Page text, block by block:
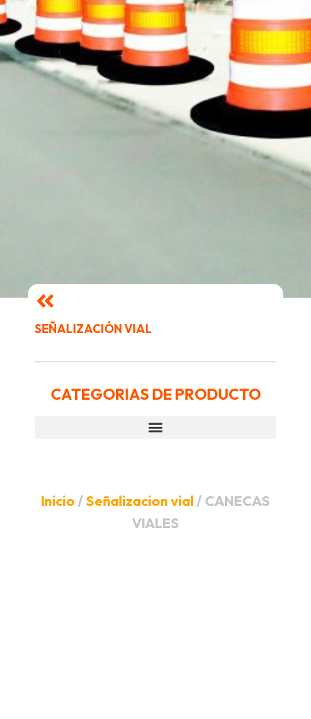
SEÑALIZACIÓN VIAL
CATEGORIAS DE PRODUCTO
Inicio / Señalizacion vial / CANECAS
VIALES